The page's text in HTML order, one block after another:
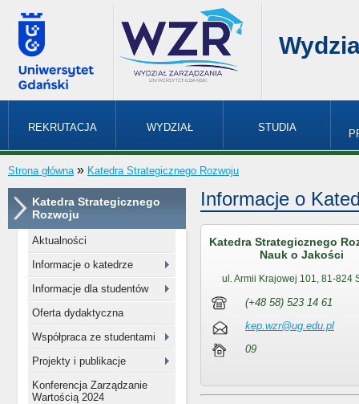
REKRUTACJA WYDZIAŁ STUDIA
Strona główna » Katedra Strategicznego Rozwoju
Katedra Strategicznego
Rozwoju
Aktualności
Informacje o katedrze
Informacje dla studentów
Oferta dydaktyczna
Współpraca ze studentami
Projekty i publikacje
Konferencja Zarządzanie
Wartością 2024
Informacje o
Katedra Strategicznego
Nauk o Jakości
ul. Armii Krajowej 101, 81-824
(+48 58) 523 14 61
kep.wzr@ug.edu.pl
09